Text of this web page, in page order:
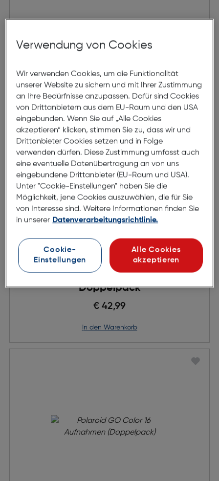
Polaroid i-Type Color Film
€ 20,99
in den Warenkorb
Polaroid 600 Film Color
Doppelpack
€ 42,99
in den Warenkorb
Verwendung von Cookies
Wir verwenden Cookies, um die Funktionalität
unserer Website zu sichern und mit Ihrer Zustimmung
an Ihre Bedürfnisse anzupassen. Dafür sind Cookies
von Drittanbietern aus dem EU-Raum und den USA
eingebunden. Wenn Sie auf „Alle Cookies
akzeptieren“ klicken, stimmen Sie zu, dass wir und
Drittanbieter Cookies setzen und in Folge
verwenden dürfen. Diese Zustimmung umfasst auch
eine eventuelle Datenübertragung an von uns
eingebundene Drittanbieter (EU-Raum und USA).
Unter "Cookie-Einstellungen" haben Sie die
Möglichkeit, jene Cookies auszuwählen, die für Sie
von Interesse sind. Weitere Informationen finden Sie
in unserer Datenverarbeitungsrichtlinie.
Cookie-
Einstellungen
Alle Cookies
akzeptieren